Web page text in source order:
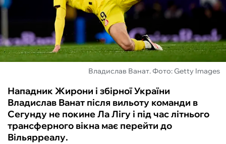
ІНШІ
БУКМЕКЕРИ
Владислав Ванат. Фото: Getty Images
Нападник Жирони і збірної України
Владислав Ванат після вильоту команди в
Сегунду не покине Ла Лігу і під час літнього
трансферного вікна має перейти до
Вільярреалу.